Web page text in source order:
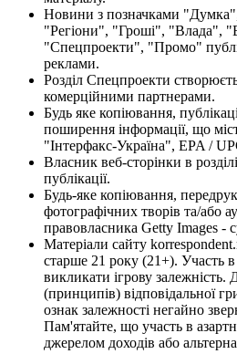
Новини з позначками
"Регіони", "Гроші", "Влада",
"Спецпроекти", "Промо"
реклами.
Розділ Спецпроекти
комерційними партнерами.
Будь яке копіювання,
поширення інформації, що
"Інтерфакс-Україна", EPA /
Власник веб-сторінки в
публікації.
Будь-яке копіювання,
фотографічних творів та/або
правовласника Getty Images -
Матеріали сайту
старше 21 року (21+). Участь
викликати ігрову
(принципів) відповідальної
ознак залежності негайно
Пам'ятайте, що участь в
джерелом доходів або